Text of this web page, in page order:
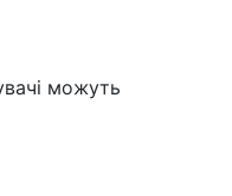
можуть